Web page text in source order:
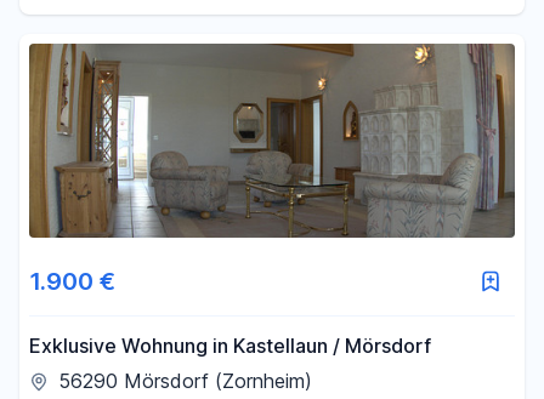
1.900 €
Exklusive Wohnung in Kastellaun / Mörsdorf
56290 Mörsdorf (Zornheim)